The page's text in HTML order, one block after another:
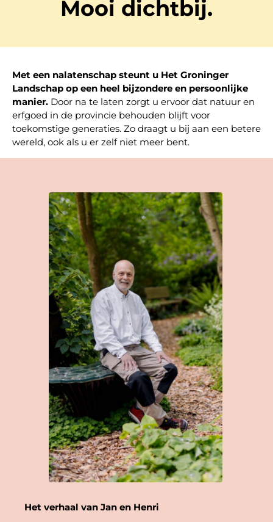
Mooi dichtbij.
Met een nalatenschap steunt u Het Groninger
Landschap op een heel bijzondere en persoonlijke
manier. Door na te laten zorgt u ervoor dat natuur en
erfgoed in de provincie behouden blijft voor
toekomstige generaties. Zo draagt u bij aan een betere
wereld, ook als u er zelf niet meer bent.
Het verhaal van Jan en Henri